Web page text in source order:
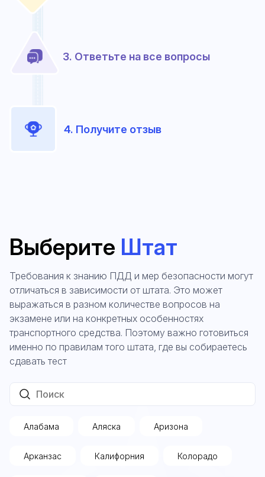
3. Ответьте на все вопросы
4. Получите отзыв
Выберите Штат
Требования к знанию ПДД и мер безопасности могут
отличаться в зависимости от штата. Это может
выражаться в разном количестве вопросов на
экзамене или на конкретных особенностях
транспортного средства. Поэтому важно готовиться
именно по правилам того штата, где вы собираетесь
сдавать тест
Алабама Аляска Аризона
Арканзас Калифорния Колорадо